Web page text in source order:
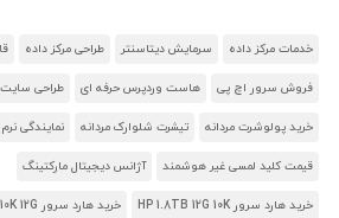
خدمات مرکز داده سرمایش دیتاسنتر طراحی مرکز داده
فروش سرور اچ پی هاست وردپرس حرفه ای طراحی
خرید پولوشرت مردانه تیشرت شلوارک مردانه نمایندگی
قیمت کلید لمسی غیر هوشمند آژانس دیجیتال مارکتینگ
خرید هارد سرور HP 1.8TB 12G 10K خرید هارد سرور HP 1.2TB 10K 12G